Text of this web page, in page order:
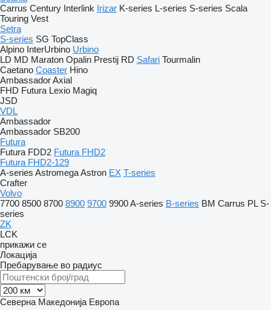
Carrus Century Interlink Irizar K-series L-series S-series Scala
Touring Vest
Setra
S-series SG TopClass
Alpino InterUrbino Urbino
LD MD Maraton Opalin Prestij RD Safari Tourmalin
Caetano Coaster Hino
AmbassadorAxial
FHD Futura Lexio Magiq
JSD
VDL
Ambassador
Ambassador SB200
Futura
Futura FDD2 Futura FHD2
Futura FHD2-129
A-series AstromegaAstron EX T-series
Crafter
Volvo
7700 8500 8700 8900 9700 9900A-series B-series BM Carrus PL S-
series
ZK
LCK
прикажи се
Локација
Пребарување во радиус
Северна Македонија Европа